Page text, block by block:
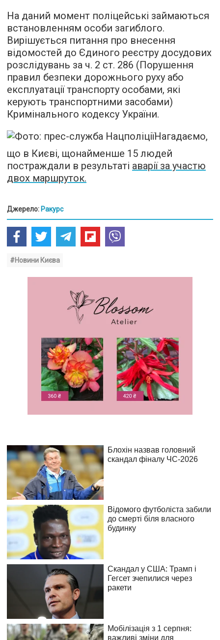
На даний момент поліцейські займаються
встановленням особи загиблого.
Вирішується питання про внесення
відомостей до Єдиного реєстру досудових
розслідувань за ч. 2 ст. 286 (Порушення
правил безпеки дорожнього руху або
експлуатації транспорту особами, які
керують транспортними засобами)
Кримінального кодексу України.
Нагадаємо,
що в Києві, щонайменше 15 людей
постраждали в результаті аварії за участю
двох маршруток.
Джерело: Ракурс
#Новини Києва